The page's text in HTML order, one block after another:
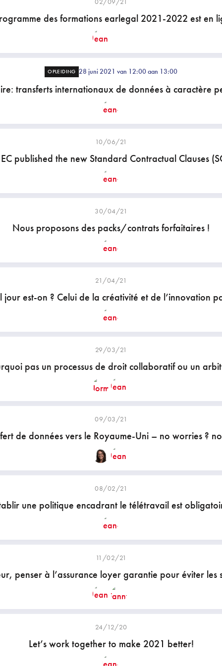
des formations earlegal 2021-2022 est en
OPLEIDING 28 juni 2021 van 12:00 aan 13:00
transferts internationaux de données à caractère
10/06/21
published the new Standard Contractual Clauses
30/04/21
Nous proposons des packs/contrats forfaitaires !
21/04/21
jour est-on ? Celui de la créativité et de l’innovation
29/03/21
pas un processus de droit collaboratif ou un
09/03/21
de données vers le Royaume-Uni – no worries ?
08/02/21
une politique encadrant le télétravail est
11/02/21
penser à l’assurance loyer garantie pour éviter les
24/12/20
Let’s work together to make 2021 better!